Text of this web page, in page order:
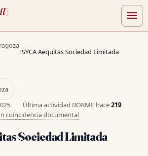
] menu
/SYCA Aequitas Sociedad Limitada
· Última actividad BORME hace219
coincidencia documental
Sociedad Limitada